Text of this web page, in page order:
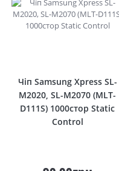
Чіп Samsung Xpress SL-
M2020, SL-M2070 (MLT-
D111S) 1000стор Static
Control